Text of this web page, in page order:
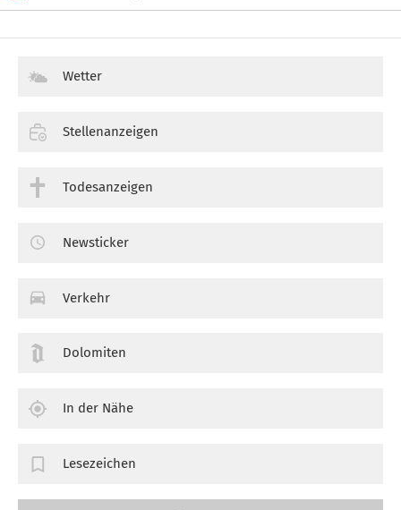
Wetter
Stellenanzeigen
Todesanzeigen
Newsticker
Verkehr
Dolomiten
In der Nähe
Lesezeichen